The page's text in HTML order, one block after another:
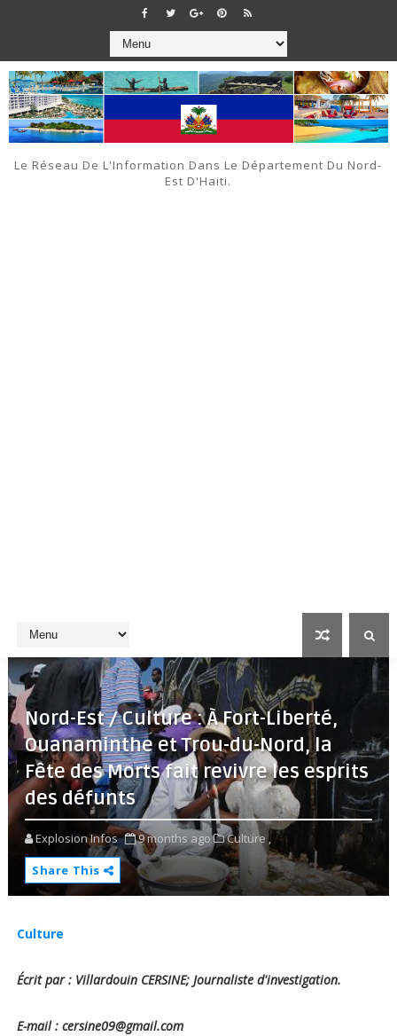
Le Réseau De L'Information Dans Le Département Du Nord-
Est D'Haiti.
Nord-Est / Culture : À Fort-Liberté,
Ouanaminthe et Trou-du-Nord, la
Fête des Morts fait revivre les esprits
des défunts
Explosion Infos 9 months ago
Culture ,
Share This
Culture
Écrit par : Villardouin CERSINE; Journaliste d'investigation.
E-mail : cersine09@gmail.com